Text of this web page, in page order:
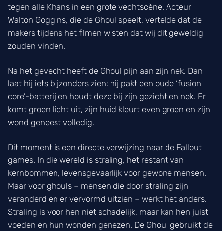
tegen alle Khans in een grote vechtscène. Acteur
Walton Goggins, die de Ghoul speelt, vertelde dat de
makers tijdens het filmen wisten dat wij dit geweldig
zouden vinden.
Na het gevecht heeft de Ghoul pijn aan zijn nek. Dan
laat hij iets bijzonders zien: hij pakt een oude ‘fusion
core’-batterij en houdt deze bij zijn gezicht en nek. Er
komt groen licht uit, zijn huid kleurt even groen en zijn
wond geneest volledig.
Dit moment is een directe verwijzing naar de Fallout
games. In die wereld is straling, het restant van
kernbommen, levensgevaarlijk voor gewone mensen.
Maar voor ghouls – mensen die door straling zijn
veranderd en er vervormd uitzien – werkt het anders.
Straling is voor hen niet schadelijk, maar kan hen juist
voeden en hun wonden genezen. De Ghoul gebruikt de